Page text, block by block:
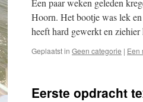
Een paar weken geleden
Hoorn. Het bootje was lek
heeft hard gewerkt en
Geplaatst in Geen categorie | Een
Eerste opdracht